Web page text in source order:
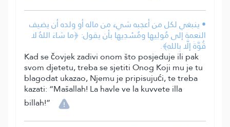
• ينبغي لكل من أعجبه شيء من ماله أو ولده أن يضيف
النعمة إلى مُولِيها ومُسْدِيها بأن يقول: ﴿ما شاءَ اللهُ لا
قُوَّةَ إلَّا بِاللهِ﴾.
Kad se čovjek zadivi onom što posjeduje ili pak
svom djetetu, treba se sjetiti Onog Koji mu je tu
blagodat ukazao, Njemu je pripisujući, te treba
kazati: “Mašallah! La havle ve la kuvvete illa
billah!”